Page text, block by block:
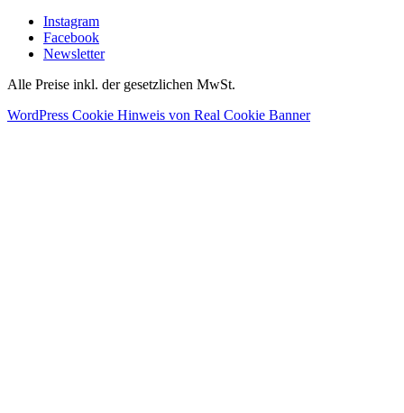
Instagram
Facebook
Newsletter
Alle Preise inkl. der gesetzlichen MwSt.
WordPress Cookie Hinweis von Real Cookie Banner